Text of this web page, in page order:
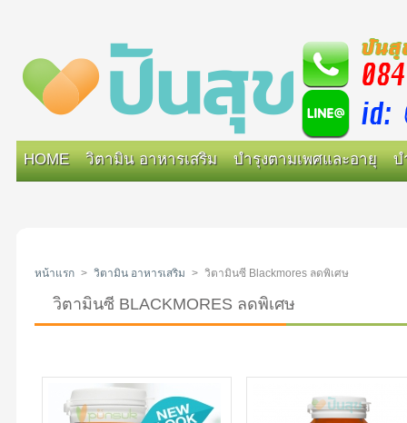
HOME วิตามิน อาหารเสริม บำรุงตามเพศและอายุ บ
หน้าแรก > วิตามิน อาหารเสริม > วิตามินซี Blackmores ลดพิเศษ
วิตามินซี BLACKMORES ลดพิเศษ